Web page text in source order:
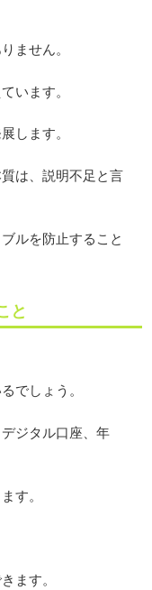
ません。
います。
します。
は、説明不足と言
ルを防止すること
と
でしょう。
ジタル口座、年
す。
ます。